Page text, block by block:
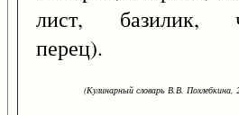
лист, базилик,
перец).
(Кулинарный словарь В.В. Похлебкина,